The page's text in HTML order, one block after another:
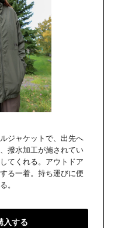
ジャケットで、出先へ
撥水加工が施されてい
てくれる。アウトドア
る一着。持ち運びに便
。
入する